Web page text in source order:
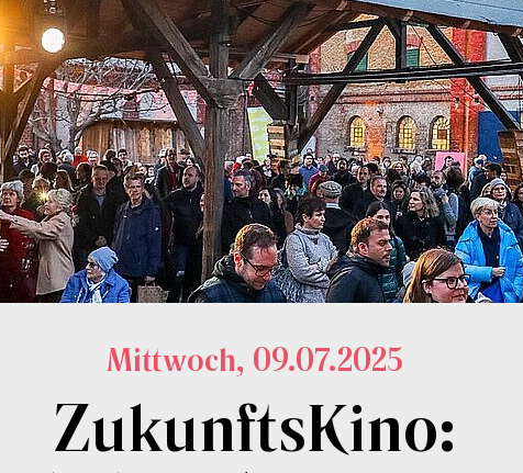
Mittwoch, 09.07.2025
ZukunftsKino: